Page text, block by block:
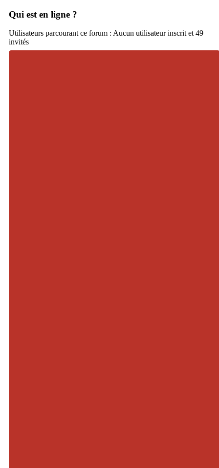
Qui est en ligne ?
Utilisateurs parcourant ce forum : Aucun utilisateur inscrit et 49
invités